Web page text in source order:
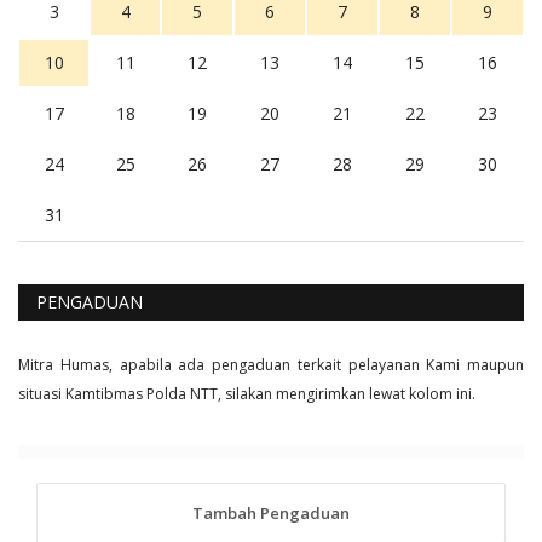
3 4 5 6 7 8 9
10 11 12 13 14 15 16
17 18 19 20 21 22 23
24 25 26 27 28 29 30
31
PENGADUAN
Mitra Humas, apabila ada pengaduan terkait pelayanan Kami maupun
situasi Kamtibmas Polda NTT, silakan mengirimkan lewat kolom ini.
Tambah Pengaduan